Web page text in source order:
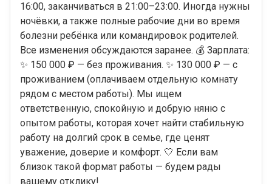
16:00, заканчиваться в 21:00–23:00. Иногда нужны
ночёвки, а также полные рабочие дни во время
болезни ребёнка или командировок родителей.
Все изменения обсуждаются заранее. 💰 Зарплата:
✨ 150 000 ₽ — без проживания. ✨ 130 000 ₽ — с
проживанием (оплачиваем отдельную комнату
рядом с местом работы). Мы ищем
ответственную, спокойную и добрую няню с
опытом работы, которая хочет найти стабильную
работу на долгий срок в семье, где ценят
уважение, доверие и комфорт. 🤍 Если вам
близок такой формат работы — будем рады
вашему отклику!